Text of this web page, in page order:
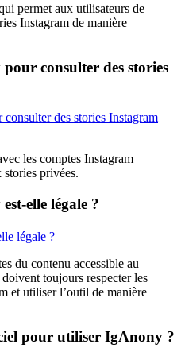
permet aux utilisateurs de
Instagram de manière
consulter des stories
des stories Instagram
les comptes Instagram
privées.
elle légale ?
légale ?
du contenu accessible au
toujours respecter les
et utiliser l’outil de manière
pour utiliser IgAnony ?